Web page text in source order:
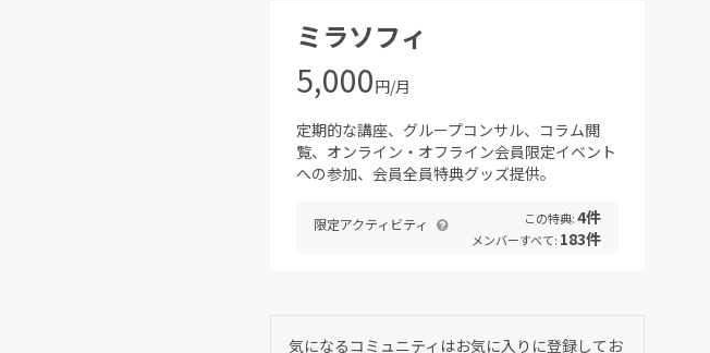
ミラソフィ
5,000円/月
定期的な講座、グループコンサル、コラム閲
覧、オンライン・オフライン会員限定イベント
への参加、会員全員特典グッズ提供。
限定アクティビティ この特典:4件
メンバーすべて: 183件
気になるコミュニティはお気に入りに登録してお